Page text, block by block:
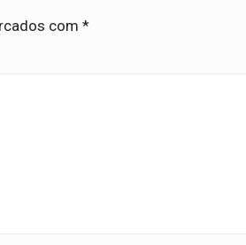
com *